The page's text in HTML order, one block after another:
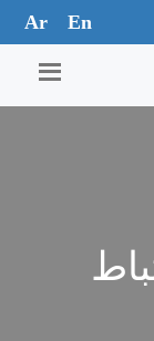
En
Ar